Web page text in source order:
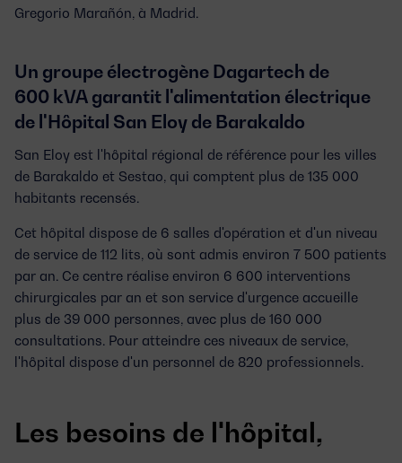
Gregorio Marañón, à Madrid.
Un groupe électrogène Dagartech de
600 kVA garantit l'alimentation électrique
de l'Hôpital San Eloy de Barakaldo
San Eloy est l'hôpital régional de référence pour les villes
de Barakaldo et Sestao, qui comptent plus de 135 000
habitants recensés.
Cet hôpital dispose de 6 salles d'opération et d'un niveau
de service de 112 lits, où sont admis environ 7 500 patients
par an. Ce centre réalise environ 6 600 interventions
chirurgicales par an et son service d'urgence accueille
plus de 39 000 personnes, avec plus de 160 000
consultations. Pour atteindre ces niveaux de service,
l'hôpital dispose d'un personnel de 820 professionnels.
Les besoins de l'hôpital,